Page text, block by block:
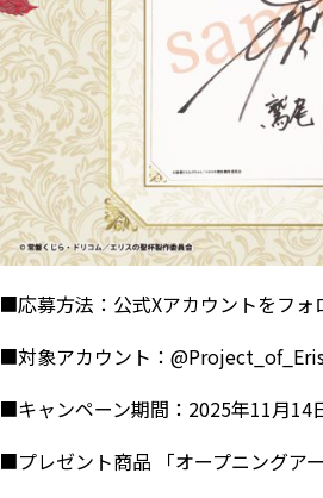
■応募方法：公式Xアカウントをフ
■対象アカウント：
■キャンペーン期間： 2025年11月14
■プレゼント商品 「オープニングア